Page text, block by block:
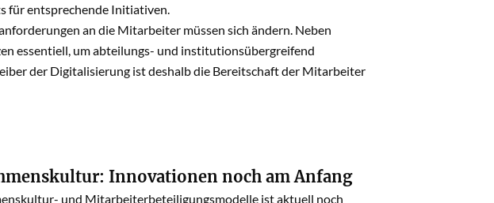
für entsprechende Initiativen.
an die Mitarbeiter müssen sich ändern. Neben
essentiell, um abteilungs- und institutionsübergreifend
der Digitalisierung ist deshalb die Bereitschaft der Mitarbeiter
Innovationen noch am Anfang
und Mitarbeiterbeteiligungsmodelle ist aktuell noch